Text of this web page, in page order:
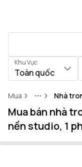
Khu Vực
Toàn quốc
Mua MoreNhà
Mua bán nhà
nền studio, 1